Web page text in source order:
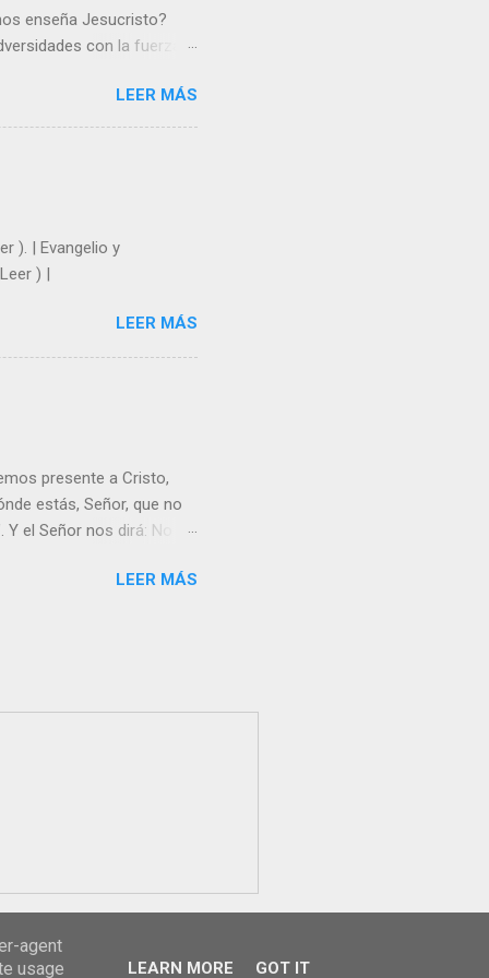
enseña Jesucristo?
con la fuerza y
un árbol sin frutos,
días del sol abrasador
Escobar. | Lecturas
LEER MÁS
). | Evangelio y
) |
LEER MÁS
presente a Cristo,
estás, Señor, que no
el Señor nos dirá: No
dejo a nadie sólo con
LEER MÁS
agent
usage
LEARN MORE GOT IT